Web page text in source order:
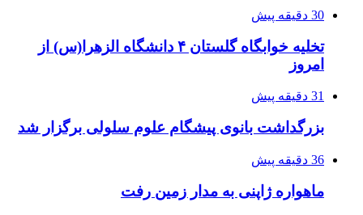
30 دقیقه پیش
تخلیه خوابگاه گلستان ۴ دانشگاه الزهرا(س) از
امروز
31 دقیقه پیش
بزرگداشت بانوی پیشگام علوم سلولی برگزار شد
36 دقیقه پیش
ماهواره ژاپنی به مدار زمین رفت